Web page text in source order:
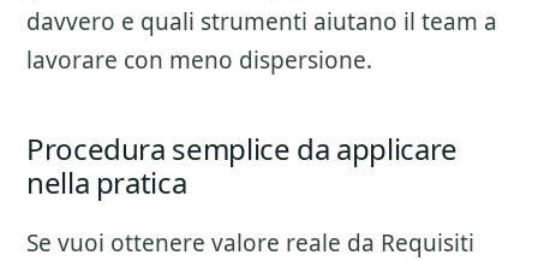
davvero e quali strumenti aiutano il team a
lavorare con meno dispersione.
Procedura semplice da applicare
nella pratica
Se vuoi ottenere valore reale da Requisiti